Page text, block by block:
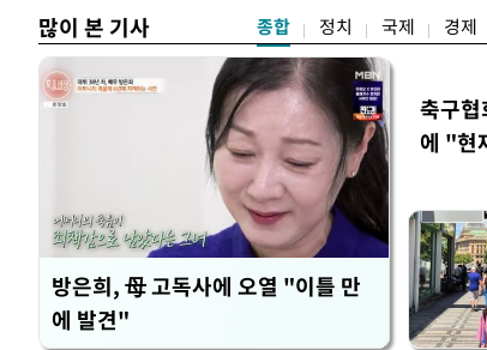
많이 본 기사 종합 정치 국제 경제
방은희, 母 고독사에 오열 "이틀 만
에 발견"
축구
에 "현